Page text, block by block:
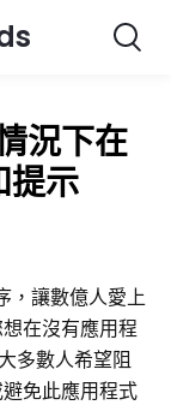
況下在
提示
，讓數億人愛上
在沒有應用程
多數人希望阻
免此應用程式